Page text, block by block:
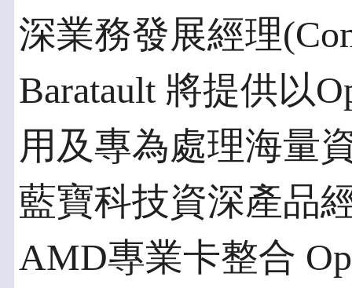
深業務發展經理
Baratault 將提供以
用及專為處理海量
藍寶科技資深產品
AMD專業卡整合